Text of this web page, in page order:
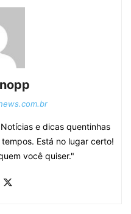
e dicas quentinhas
Está no lugar certo!
você quiser."